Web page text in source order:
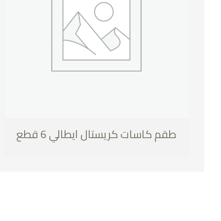
طقم كاسات كريستال ايطالي 6 قطع